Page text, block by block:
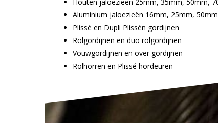
Aluminium jaloezieën 16mm, 25mm, 50mm
Plissé en Dupli Plissén gordijnen
Rolgordijnen en duo rolgordijnen
Vouwgordijnen en over gordijnen
Rolhorren en Plissé hordeuren